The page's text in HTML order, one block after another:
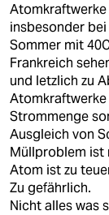
Atomkraftwerke
insbesonder
Sommer mit
Frankreich
und letzlich zu
Strommenge
Ausgleich von
Müllproblem ist
Atom ist zu
Zu gefährlich.
Nicht alles was